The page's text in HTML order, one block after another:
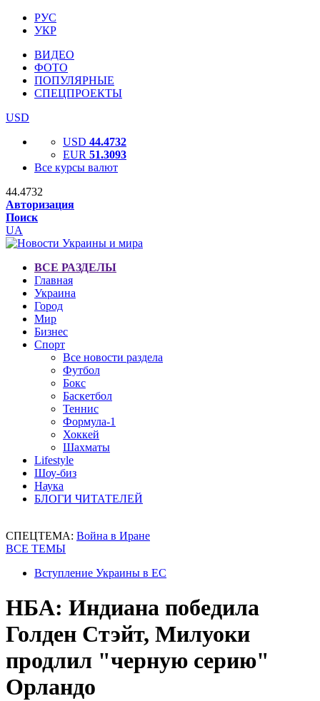
РУС
УКР
ВИДЕО
ФОТО
ПОПУЛЯРНЫЕ
СПЕЦПРОЕКТЫ
USD
USD 44.4732
EUR 51.3093
Все курсы валют
44.4732
Авторизация
Поиск
UA
ВСЕ РАЗДЕЛЫ
Главная
Украина
Город
Мир
Бизнес
Спорт
Все новости раздела
Футбол
Бокс
Баскетбол
Теннис
Формула-1
Хоккей
Шахматы
Lifestyle
Шоу-биз
Наука
БЛОГИ ЧИТАТЕЛЕЙ
СПЕЦТЕМА: Война в Иране
ВСЕ ТЕМЫ
Вступление Украины в ЕС
НБА: Индиана победила
Голден Стэйт, Милуоки
продлил "черную серию"
Орландо